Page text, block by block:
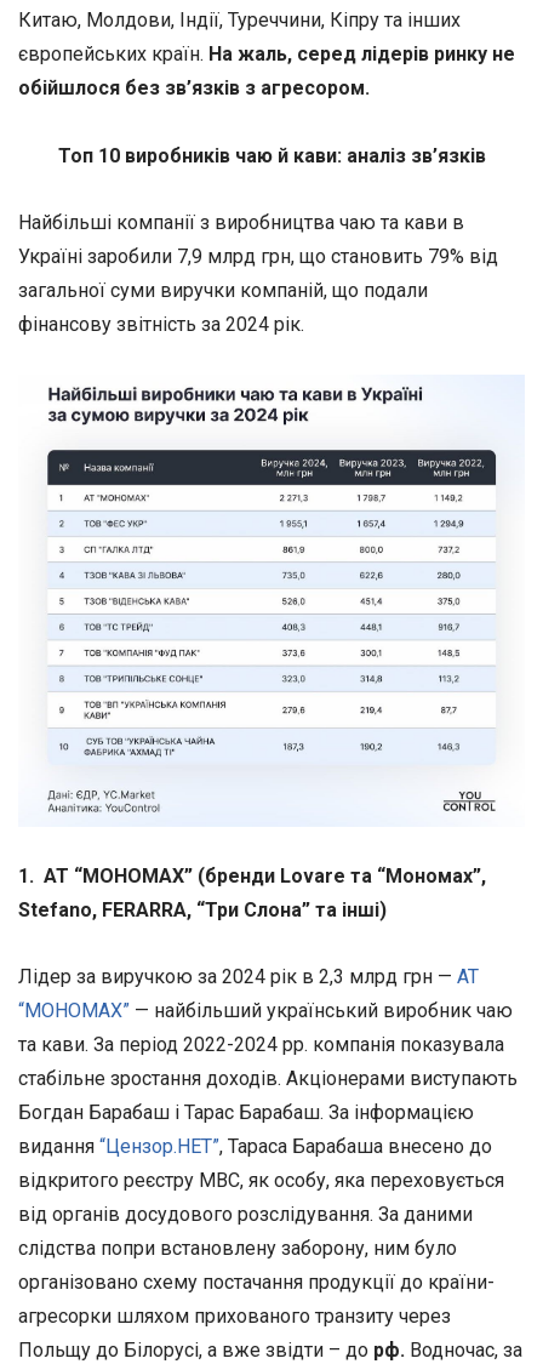
Китаю, Молдови, Індії, Туреччини, Кіпру та інших
європейських країн. На жаль, серед лідерів ринку не
обійшлося без зв’язків з агресором.
Топ 10 виробників чаю й кави: аналіз зв’язків
Найбільші компанії з виробництва чаю та кави в
Україні заробили 7,9 млрд грн, що становить 79% від
загальної суми виручки компаній, що подали
фінансову звітність за 2024 рік.
1. АТ “МОНОМАХ” (бренди Lovare та “Мономах”,
Stefano, FERARRA, “Три Слона” та інші)
Лідер за виручкою за 2024 рік в 2,3 млрд грн — АТ
“МОНОМАХ” — найбільший український виробник чаю
та кави. За період 2022-2024 рр. компанія показувала
стабільне зростання доходів. Акціонерами виступають
Богдан Барабаш і Тарас Барабаш. За інформацією
видання “Цензор.НЕТ”, Тараса Барабаша внесено до
відкритого реєстру МВС, як особу, яка переховується
від органів досудового розслідування. За даними
слідства попри встановлену заборону, ним було
організовано схему постачання продукції до країни-
агресорки шляхом прихованого транзиту через
Польщу до Білорусі, а вже звідти – до рф. Водночас, за